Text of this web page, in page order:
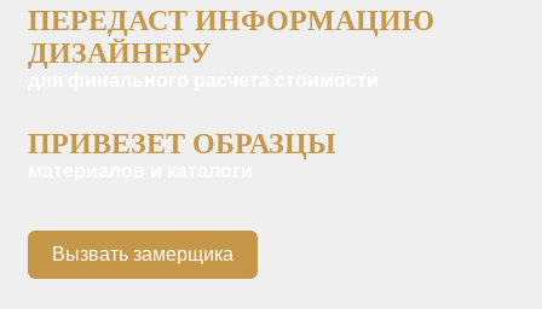
ПЕРЕДАСТ ИНФОРМАЦИЮ
ДИЗАЙНЕРУ
ПРИВЕЗЕТ ОБРАЗЦЫ
Вызвать замерщика